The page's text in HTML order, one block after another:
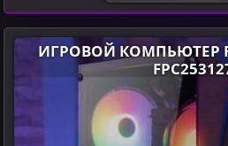
ИГРОВОЙ КОМПЬЮТЕР